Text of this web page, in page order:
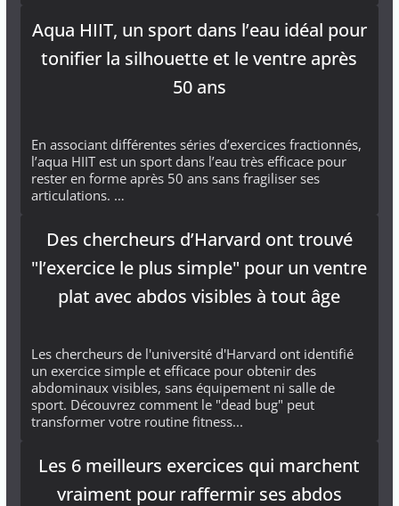
Aqua HIIT, un sport dans l’eau idéal pour
tonifier la silhouette et le ventre après
50 ans
En associant différentes séries d’exercices fractionnés,
l’aqua HIIT est un sport dans l’eau très efficace pour
rester en forme après 50 ans sans fragiliser ses
articulations. …
Des chercheurs d’Harvard ont trouvé
"l’exercice le plus simple" pour un ventre
plat avec abdos visibles à tout âge
Les chercheurs de l'université d'Harvard ont identifié
un exercice simple et efficace pour obtenir des
abdominaux visibles, sans équipement ni salle de
sport. Découvrez comment le "dead bug" peut
transformer votre routine fitness...
Les 6 meilleurs exercices qui marchent
vraiment pour raffermir ses abdos